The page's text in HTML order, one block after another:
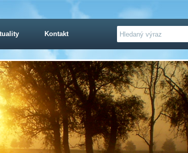
Kontakt